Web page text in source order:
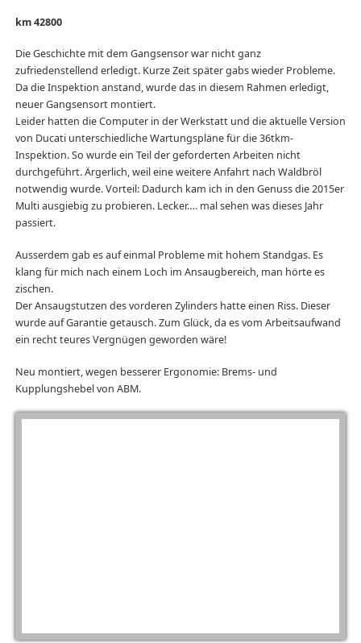
km 42800
Die Geschichte mit dem Gangsensor war nicht ganz
zufriedenstellend erledigt. Kurze Zeit später gabs wieder Probleme.
Da die Inspektion anstand, wurde das in diesem Rahmen erledigt,
neuer Gangsensort montiert.
Leider hatten die Computer in der Werkstatt und die aktuelle Version
von Ducati unterschiedliche Wartungspläne für die 36tkm-
Inspektion. So wurde ein Teil der geforderten Arbeiten nicht
durchgeführt. Ärgerlich, weil eine weitere Anfahrt nach Waldbröl
notwendig wurde. Vorteil: Dadurch kam ich in den Genuss die 2015er
Multi ausgiebig zu probieren. Lecker…. mal sehen was dieses Jahr
passiert.
Ausserdem gab es auf einmal Probleme mit hohem Standgas. Es
klang für mich nach einem Loch im Ansaugbereich, man hörte es
zischen.
Der Ansaugstutzen des vorderen Zylinders hatte einen Riss. Dieser
wurde auf Garantie getausch. Zum Glück, da es vom Arbeitsaufwand
ein recht teures Vergnügen geworden wäre!
Neu montiert, wegen besserer Ergonomie: Brems- und
Kupplungshebel von ABM.